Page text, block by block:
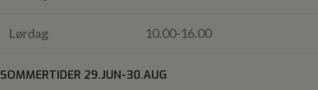
Lørdag 10.00-16.00
SOMMERTIDER 29.JUN-30.AUG